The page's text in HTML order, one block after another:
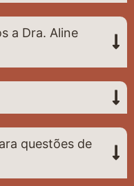
a Dra. Aline
questões de